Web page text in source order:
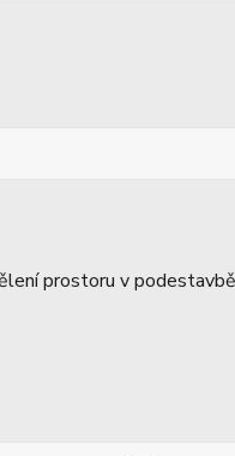
prostoru v podestavbě